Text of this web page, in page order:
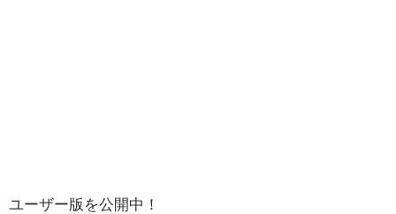
ユーザー版を公開中！